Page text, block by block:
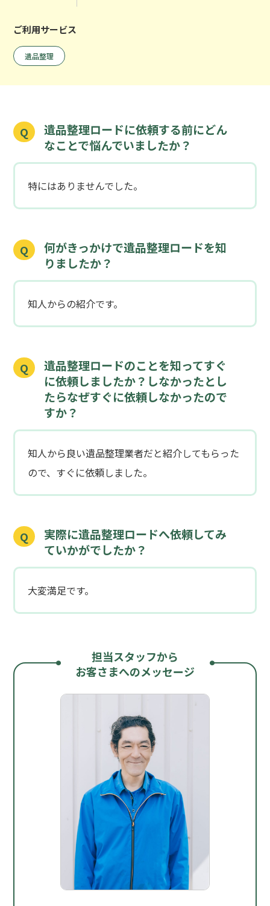
ご利用サービス
遺品整理
Q
遺品整理ロードに依頼する前にどん
なことで悩んでいましたか？
特にはありませんでした。
Q
何がきっかけで遺品整理ロードを知
りましたか？
知人からの紹介です。
Q
遺品整理ロードのことを知ってすぐ
に依頼しましたか？しなかったとし
たらなぜすぐに依頼しなかったので
すか？
知人から良い遺品整理業者だと紹介してもらった
ので、すぐに依頼しました。
Q
実際に遺品整理ロードへ依頼してみ
ていかがでしたか？
大変満足です。
担当スタッフから
お客さまへのメッセージ